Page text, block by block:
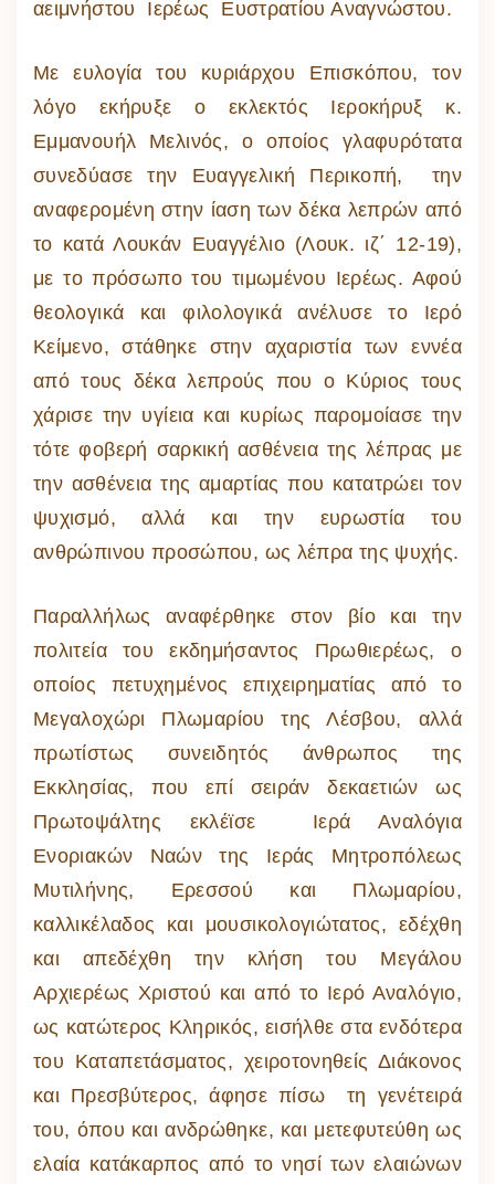
αειμνήστου Ιερέως Ευστρατίου Αναγνώστου.
Με ευλογία του κυριάρχου Επισκόπου, τον
λόγο εκήρυξε ο εκλεκτός Ιεροκήρυξ κ.
Εμμανουήλ Μελινός, ο οποίος γλαφυρότατα
συνεδύασε την Ευαγγελική Περικοπή, την
αναφερομένη στην ίαση των δέκα λεπρών από
το κατά Λουκάν Ευαγγέλιο (Λουκ. ιζ΄ 12-19),
με το πρόσωπο του τιμωμένου Ιερέως. Αφού
θεολογικά και φιλολογικά ανέλυσε το Ιερό
Κείμενο, στάθηκε στην αχαριστία των εννέα
από τους δέκα λεπρούς που ο Κύριος τους
χάρισε την υγίεια και κυρίως παρομοίασε την
τότε φοβερή σαρκική ασθένεια της λέπρας με
την ασθένεια της αμαρτίας που κατατρώει τον
ψυχισμό, αλλά και την ευρωστία του
ανθρώπινου προσώπου, ως λέπρα της ψυχής.
Παραλλήλως αναφέρθηκε στον βίο και την
πολιτεία του εκδημήσαντος Πρωθιερέως, ο
οποίος πετυχημένος επιχειρηματίας από το
Μεγαλοχώρι Πλωμαρίου της Λέσβου, αλλά
πρωτίστως συνειδητός άνθρωπος της
Εκκλησίας, που επί σειράν δεκαετιών ως
Πρωτοψάλτης εκλέϊσε Ιερά Αναλόγια
Ενοριακών Ναών της Ιεράς Μητροπόλεως
Μυτιλήνης, Ερεσσού και Πλωμαρίου,
καλλικέλαδος και μουσικολογιώτατος, εδέχθη
και απεδέχθη την κλήση του Μεγάλου
Αρχιερέως Χριστού και από το Ιερό Αναλόγιο,
ως κατώτερος Κληρικός, εισήλθε στα ενδότερα
του Καταπετάσματος, χειροτονηθείς Διάκονος
και Πρεσβύτερος, άφησε πίσω τη γενέτειρά
του, όπου και ανδρώθηκε, και μετεφυτεύθη ως
ελαία κατάκαρπος από το νησί των ελαιώνων